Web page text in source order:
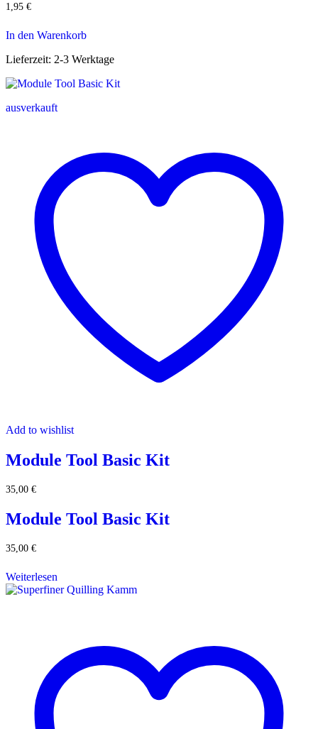
1,95 €
In den Warenkorb
Lieferzeit: 2-3 Werktage
ausverkauft
Add to wishlist
Module Tool Basic Kit
35,00 €
Module Tool Basic Kit
35,00 €
Weiterlesen